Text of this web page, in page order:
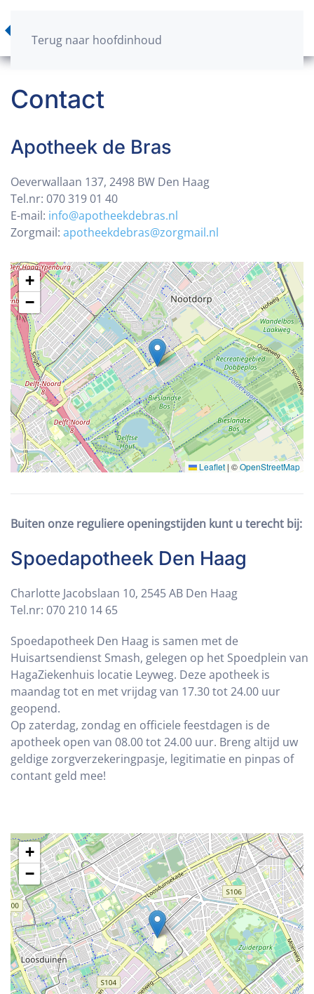
Terug naar hoofdinhoud
Contact
Apotheek de Bras
Oeverwallaan 137, 2498 BW Den Haag
Tel.nr: 070 319 01 40
E-mail: info@apotheekdebras.nl
Zorgmail: apotheekdebras@zorgmail.nl
+
−
Leaflet|©OpenStreetMap
Buiten onze reguliere openingstijden kunt u terecht bij:
Spoedapotheek Den Haag
Charlotte Jacobslaan 10, 2545 AB Den Haag
Tel.nr: 070 210 14 65
Spoedapotheek Den Haag is samen met de
Huisartsendienst Smash, gelegen op het Spoedplein van
HagaZiekenhuis locatie Leyweg. Deze apotheek is
maandag tot en met vrijdag van 17.30 tot 24.00 uur
geopend.
Op zaterdag, zondag en officiele feestdagen is de
apotheek open van 08.00 tot 24.00 uur. Breng altijd uw
geldige zorgverzekeringpasje, legitimatie en pinpas of
contant geld mee!
+
−